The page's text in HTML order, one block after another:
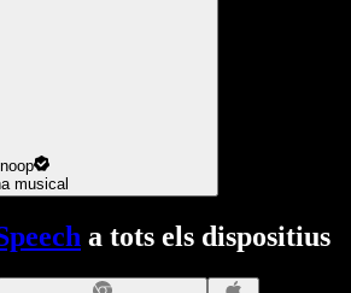
musical
a tots els dispositius